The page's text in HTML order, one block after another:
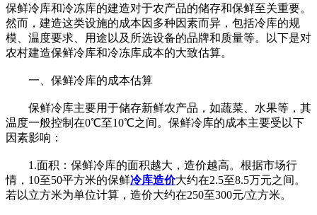
保鲜冷库和冷冻库的建造对于农产品的储存和保鲜至关重要。
然而，建造这类设施的成本因多种因素而异，包括冷库的规
模、温度要求、用途以及所选设备的品牌和质量等。以下是对
农村建造保鲜冷库和冷冻库成本的大致估算。
一、保鲜冷库的成本估算
保鲜冷库主要用于储存新鲜农产品，如蔬菜、水果等，其
温度一般控制在0℃至10℃之间。保鲜冷库的成本主要受以下
因素影响：
1.面积：保鲜冷库的面积越大，造价越高。根据市场行
情，10至50平方米的保鲜冷库造价大约在2.5至8.5万元之间。
若以立方米为单位计算，造价大约在250至300元/立方米。